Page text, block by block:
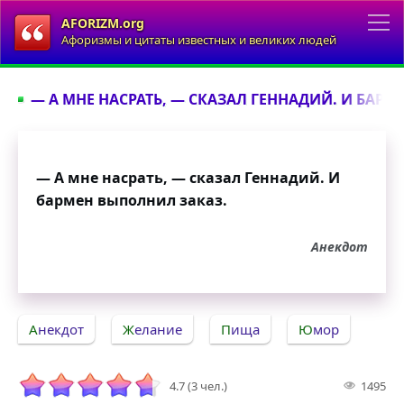
AFORIZM.org
Афоризмы и цитаты известных и великих людей
— А МНЕ НАСРАТЬ, — СКАЗАЛ ГЕННАДИЙ. И
— А мне насрать, — сказал Геннадий. И
бармен выполнил заказ.
Анекдот
Анекдот Желание Пища Юмор
4.7 (3 чел.) 1495